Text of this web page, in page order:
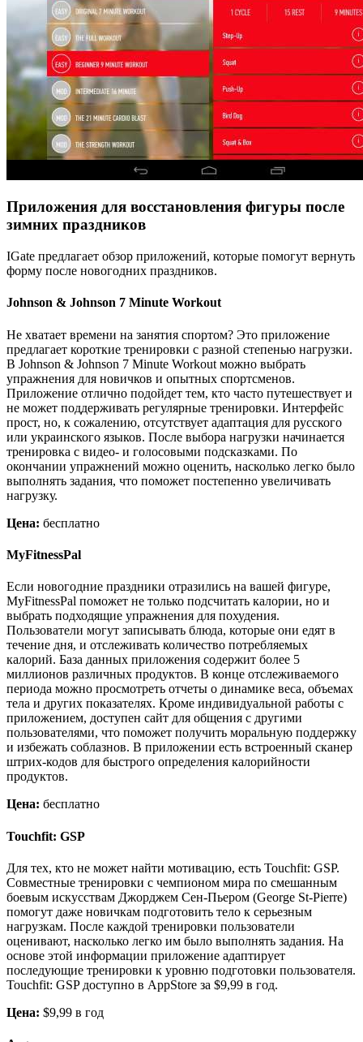
Приложения для восстановления фигуры после
зимних праздников
IGate предлагает обзор приложений, которые помогут вернуть
форму после новогодних праздников.
Johnson & Johnson 7 Minute Workout
Не хватает времени на занятия спортом? Это приложение
предлагает короткие тренировки с разной степенью нагрузки.
В Johnson & Johnson 7 Minute Workout можно выбрать
упражнения для новичков и опытных спортсменов.
Приложение отлично подойдет тем, кто часто путешествует и
не может поддерживать регулярные тренировки. Интерфейс
прост, но, к сожалению, отсутствует адаптация для русского
или украинского языков. После выбора нагрузки начинается
тренировка с видео- и голосовыми подсказками. По
окончании упражнений можно оценить, насколько легко было
выполнять задания, что поможет постепенно увеличивать
нагрузку.
Цена: бесплатно
MyFitnessPal
Если новогодние праздники отразились на вашей фигуре,
MyFitnessPal поможет не только подсчитать калории, но и
выбрать подходящие упражнения для похудения.
Пользователи могут записывать блюда, которые они едят в
течение дня, и отслеживать количество потребляемых
калорий. База данных приложения содержит более 5
миллионов различных продуктов. В конце отслеживаемого
периода можно просмотреть отчеты о динамике веса, объемах
тела и других показателях. Кроме индивидуальной работы с
приложением, доступен сайт для общения с другими
пользователями, что поможет получить моральную поддержку
и избежать соблазнов. В приложении есть встроенный сканер
штрих-кодов для быстрого определения калорийности
продуктов.
Цена: бесплатно
Touchfit: GSP
Для тех, кто не может найти мотивацию, есть Touchfit: GSP.
Совместные тренировки с чемпионом мира по смешанным
боевым искусствам Джорджем Сен-Пьером (George St-Pierre)
помогут даже новичкам подготовить тело к серьезным
нагрузкам. После каждой тренировки пользователи
оценивают, насколько легко им было выполнять задания. На
основе этой информации приложение адаптирует
последующие тренировки к уровню подготовки пользователя.
Touchfit: GSP доступно в AppStore за $9,99 в год.
Цена: $9,99 в год